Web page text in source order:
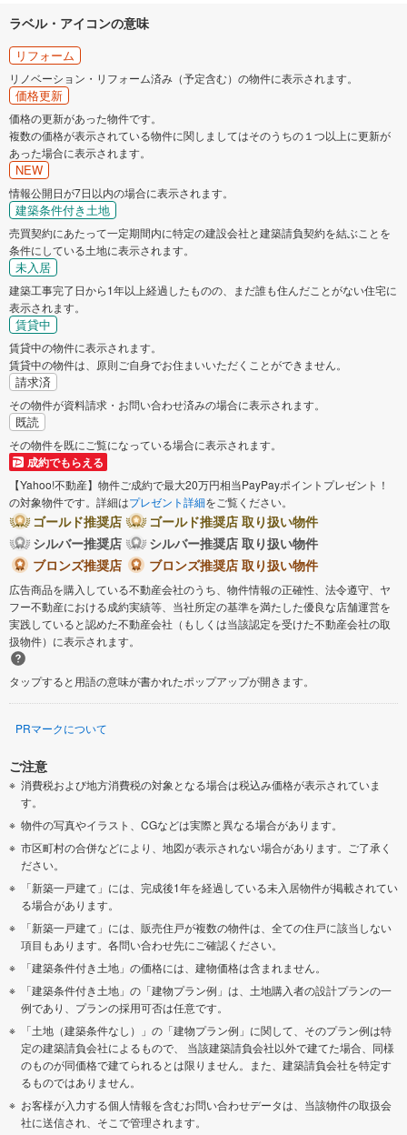
ラベル・アイコンの意味
リフォーム
リノベーション・リフォーム済み（予定含む）の物件に表示されます。
価格更新
価格の更新があった物件です。
複数の価格が表示されている物件に関しましてはそのうちの１つ以上に更新が
あった場合に表示されます。
NEW
情報公開日が7日以内の場合に表示されます。
建築条件付き土地
売買契約にあたって一定期間内に特定の建設会社と建築請負契約を結ぶことを
条件にしている土地に表示されます。
未入居
建築工事完了日から1年以上経過したものの、まだ誰も住んだことがない住宅に
表示されます。
賃貸中
賃貸中の物件に表示されます。
賃貸中の物件は、原則ご自身でお住まいいただくことができません。
請求済
その物件が資料請求・お問い合わせ済みの場合に表示されます。
既読
その物件を既にご覧になっている場合に表示されます。
成約でもらえる
【Yahoo!不動産】物件ご成約で最大20万円相当PayPayポイントプレゼント！
の対象物件です。詳細はプレゼント詳細をご覧ください。
ゴールド推奨店
ゴールド推奨店 取り扱い物件
シルバー推奨店
シルバー推奨店 取り扱い物件
ブロンズ推奨店
ブロンズ推奨店 取り扱い物件
広告商品を購入している不動産会社のうち、物件情報の正確性、法令遵守、ヤ
フー不動産における成約実績等、当社所定の基準を満たした優良な店舗運営を
実践していると認めた不動産会社（もしくは当該認定を受けた不動産会社の取
扱物件）に表示されます。
タップすると用語の意味が書かれたポップアップが開きます。
PRマークについて
ご注意
消費税および地方消費税の対象となる場合は税込み価格が表示されていま
す。
物件の写真やイラスト、CGなどは実際と異なる場合があります。
市区町村の合併などにより、地図が表示されない場合があります。ご了承く
ださい。
「新築一戸建て」には、完成後1年を経過している未入居物件が掲載されてい
る場合があります。
「新築一戸建て」には、販売住戸が複数の物件は、全ての住戸に該当しない
項目もあります。各問い合わせ先にご確認ください。
「建築条件付き土地」の価格には、建物価格は含まれません。
「建築条件付き土地」の「建物プラン例」は、土地購入者の設計プランの一
例であり、プランの採用可否は任意です。
「土地（建築条件なし）」の「建物プラン例」に関して、そのプラン例は特
定の建築請負会社によるもので、 当該建築請負会社以外で建てた場合、同様
のものが同価格で建てられるとは限りません。また、建築請負会社を特定す
るものではありません。
お客様が入力する個人情報を含むお問い合わせデータは、当該物件の取扱会
社に送信され、そこで管理されます。